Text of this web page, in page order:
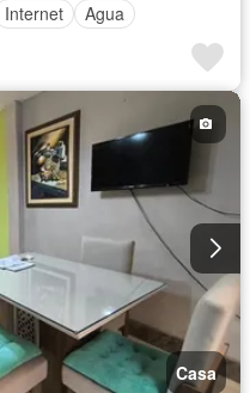
Internet Agua
Casa